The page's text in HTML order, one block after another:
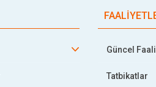
Güncel
Tatbikatlar